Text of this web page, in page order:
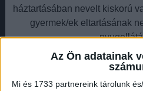
Az Ön adatainak
Mi és 1733 partnereink tárolunk
háztartásában nevelt kiskorú
gyermek/ek eltartásának